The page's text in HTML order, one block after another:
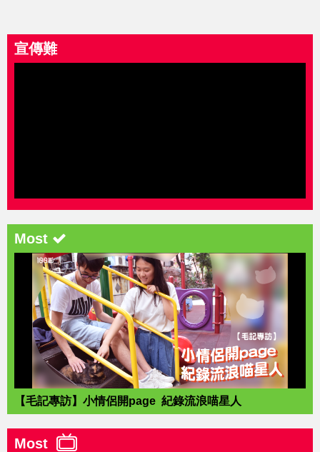
宣傳難
Most
【毛記專訪】小情侶開page 紀錄流浪喵星人
Most